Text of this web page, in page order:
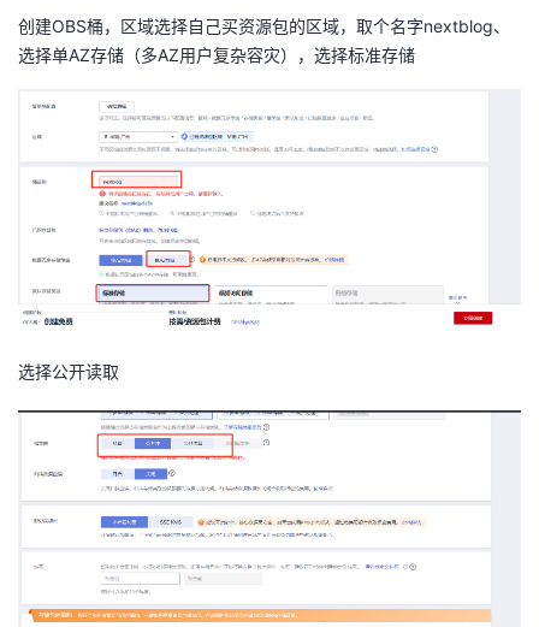
学
证
实
的
藏
持
持
建
议
创建OBS桶，区域选择自己买资源包的区域，取个名字nextblog、
选择单AZ存储（多AZ用户复杂容灾），选择标准存储
选择公开读取